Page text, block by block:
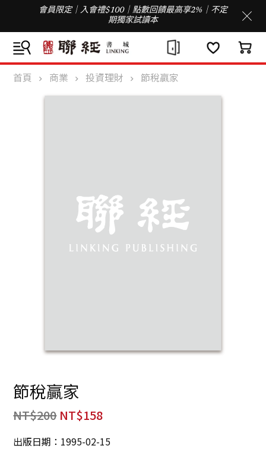
會員限定｜入會禮$100｜點數回饋最高享2%｜不定
期獨家試讀本
首頁 商業 投資理財 節稅贏家
節稅贏家
NT$200 NT$158
出版日期：1995-02-15